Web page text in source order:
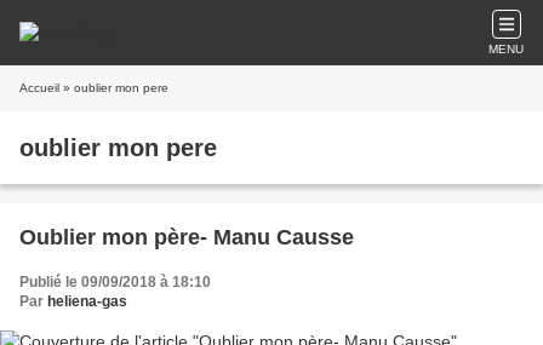
MENU
Accueil » oublier mon pere
oublier mon pere
Oublier mon père- Manu Causse
Publié le 09/09/2018 à 18:10
Par heliena-gas